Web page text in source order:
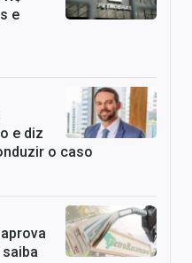
e
e diz
o caso
saiba